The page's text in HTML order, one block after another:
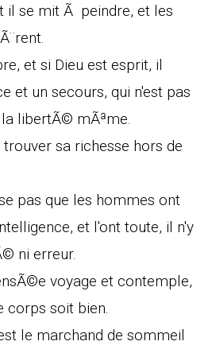
il se mit Ã peindre, et les
et si Dieu est esprit, il
et un secours, qui n'est pas
libertÃ© mÃªme.
sa richesse hors de
pas que les hommes ont
et l'ont toute, il n'y
ni erreur.
voyage et contemple,
corps soit bien.
le marchand de sommeil